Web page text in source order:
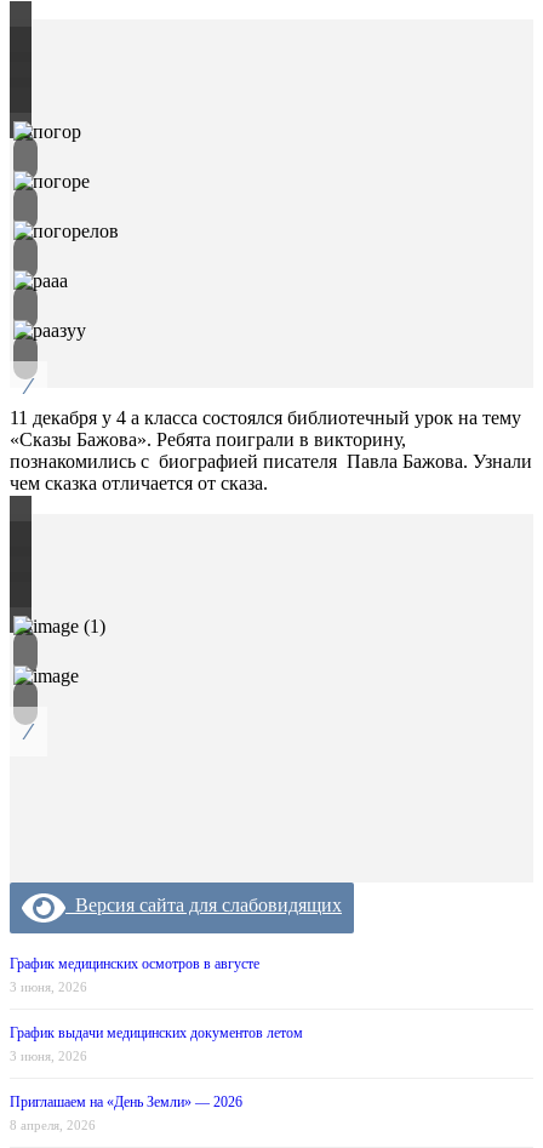
/
11 декабря у 4 а класса состоялся библиотечный урок на тему
«Сказы Бажова». Ребята поиграли в викторину,
познакомились с биографией писателя Павла Бажова. Узнали
чем сказка отличается от сказа.
/
Версия сайта для слабовидящих
График медицинских осмотров в августе
3 июня, 2026
График выдачи медицинских документов летом
3 июня, 2026
Приглашаем на «День Земли» — 2026
8 апреля, 2026